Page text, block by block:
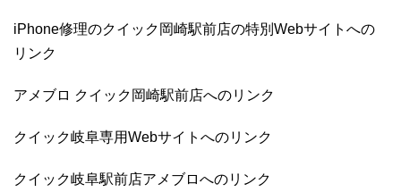
iPhone修理のクイック岡崎駅前店の特別Webサイトへの
リンク
アメブロ クイック岡崎駅前店へのリンク
クイック岐阜専用Webサイトへのリンク
クイック岐阜駅前店アメブロへのリンク